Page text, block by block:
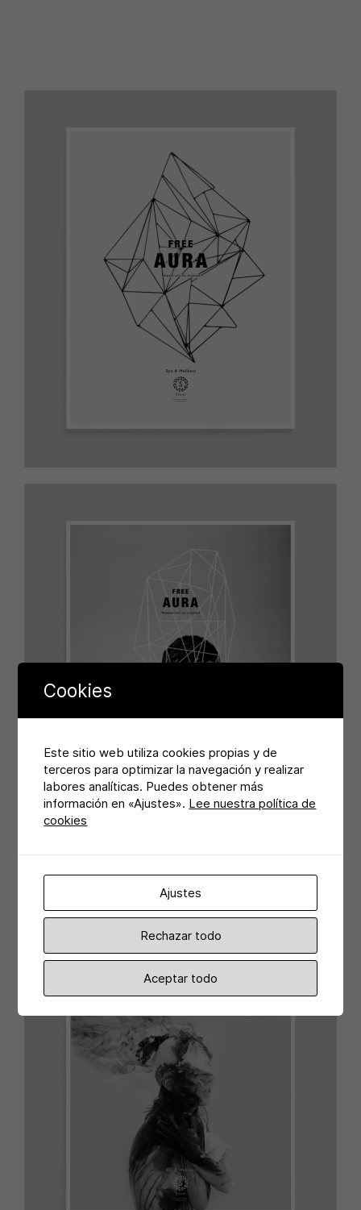
Cookies
Este sitio web utiliza cookies propias y de
terceros para optimizar la navegación y realizar
labores analíticas. Puedes obtener más
información en «Ajustes». Lee nuestra política de
cookies
Ajustes
Rechazar todo
Aceptar todo